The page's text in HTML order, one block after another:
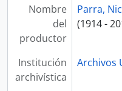
Nombre
del
productor
Parra,
(1914 -
Institución
archivística
Archivos